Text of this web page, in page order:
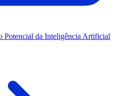
Potencial da Inteligência Artificial